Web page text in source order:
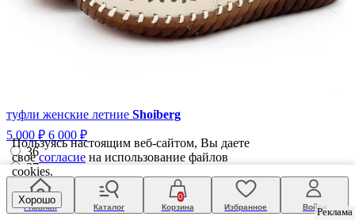
Реклама
Реклама
туфли женские летние Shoiberg
5 000 ₽ 6 000 ₽
36
37
39
40
Главная Каталог
0
Корзина
Избранное Войти
Пользуясь настоящим веб-сайтом, Вы даете
своесогласие на использование файлов
cookies.
Хорошо